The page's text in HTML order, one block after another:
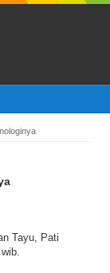
Tayu, Pati